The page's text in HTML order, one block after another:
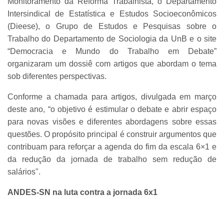
Intersindical de Estatística e Estudos Socioeconômicos
(Dieese), o Grupo de Estudos e Pesquisas sobre o
Trabalho do Departamento de Sociologia da UnB e o site
“Democracia e Mundo do Trabalho em Debate”
organizaram um dossiê com artigos que abordam o tema
sob diferentes perspectivas.
Conforme a chamada para artigos, divulgada em março
deste ano, “o objetivo é estimular o debate e abrir espaço
para novas visões e diferentes abordagens sobre essas
questões. O propósito principal é construir argumentos que
contribuam para reforçar a agenda do fim da escala 6×1 e
da redução da jornada de trabalho sem redução de
salários".
ANDES-SN na luta contra a jornada 6x1